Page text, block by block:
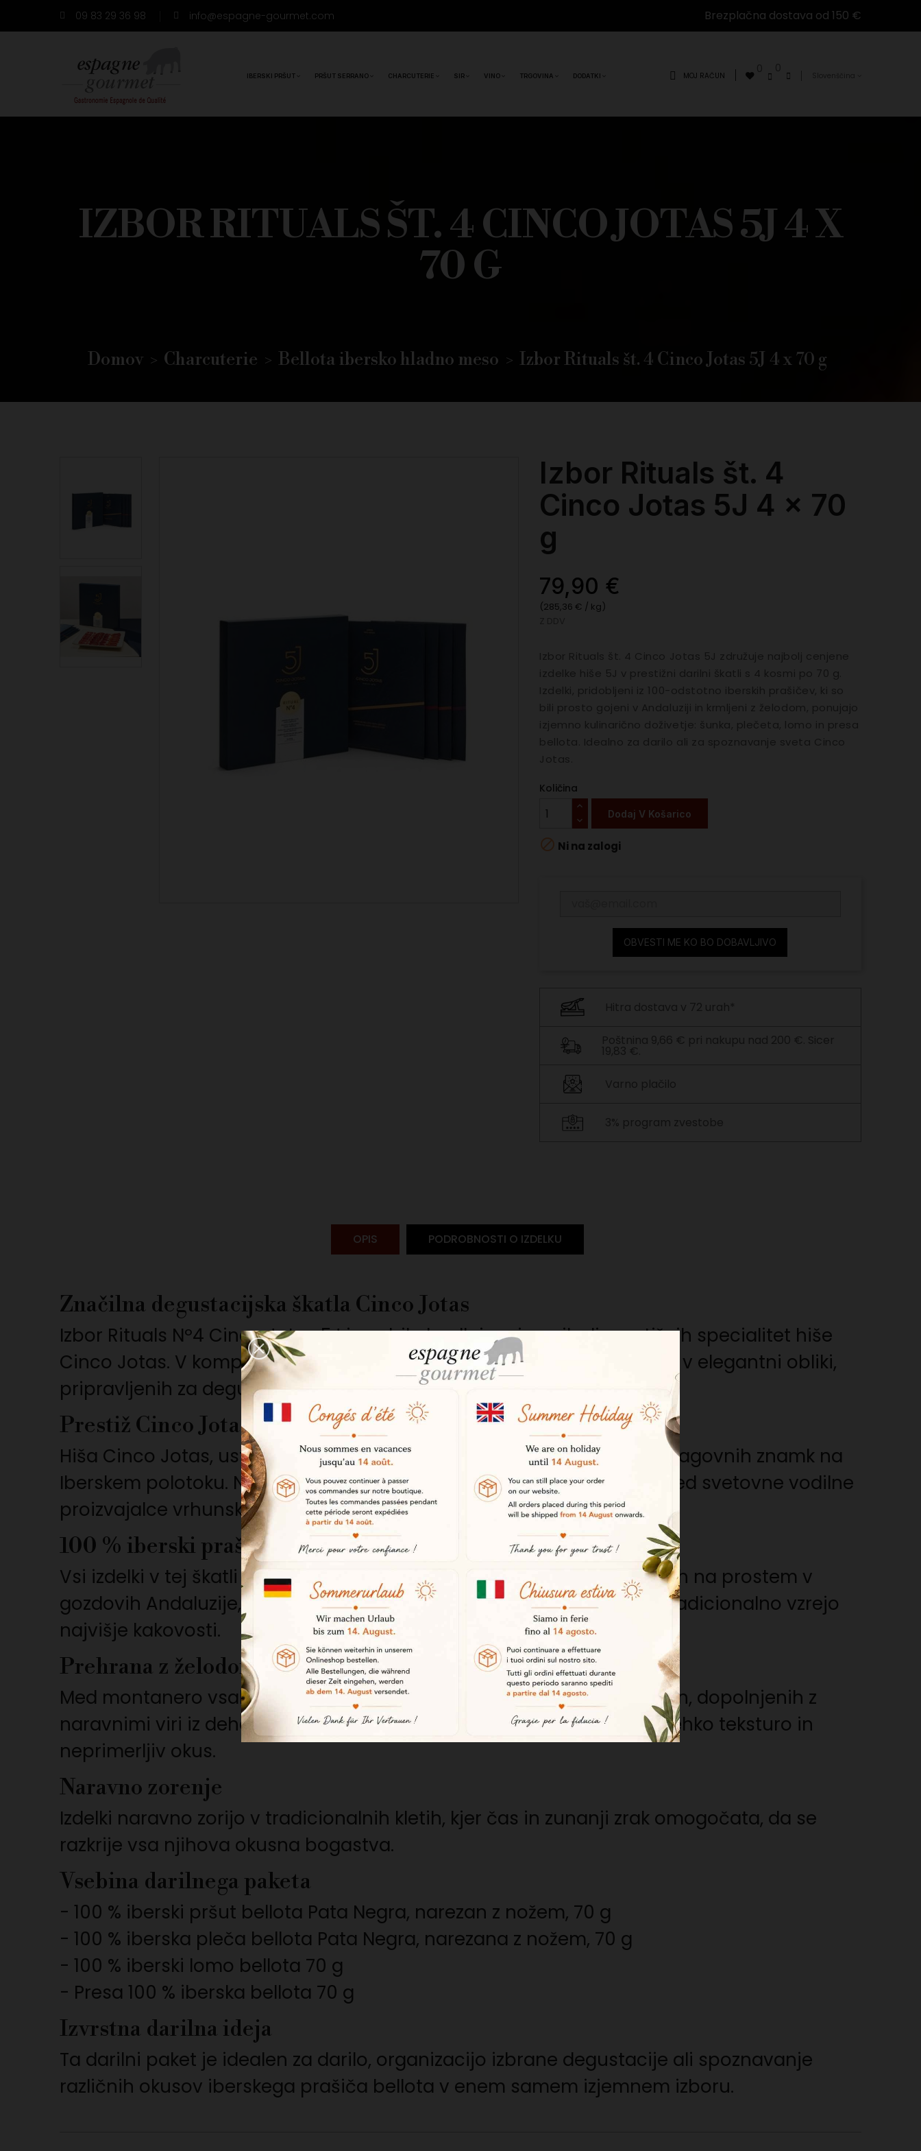
09 83 29 36 98 info@espagne-gourmet.com Brezplačna dostava od 150 €
IBERSKI PRŠUT PRŠUT SERRANO CHARCUTERIE SIR VINO TRGOVINA DODATKI MOJ RAČUN
IZBOR RITUALS ŠT. 4 CINCO JOTAS 5J 4 X
70 G
Domov Charcuterie Bellota ibersko hladno meso Izbor Rituals št. 4 Cinco Jotas 5J 4 x 70 g
Izbor Rituals št. 4
Cinco Jotas 5J 4 x 70
g
79,90 €
(285,36 € / kg)
Količina
Dodaj V Košarico
 Ni na zalogi
OBVESTI ME KO BO DOBAVLJIVO
OPIS PODROBNOSTI O IZDELKU
Značilna degustacijska škatla Cinco Jotas
Izbor Rituals Nº4 Cinco Jotas 5J je vabilo k odkrivanju najbolj prestižnih specialitet hiše
Cinco Jotas. V kompletu 4 x 70 g lahko uživate v več ikoničnih izdelkih v elegantni obliki,
pripravljenih za degustacijo.
Prestiž Cinco Jotas
Hiša Cinco Jotas, ustanovljena v Andaluziji, je ena najbolj priznanih blagovnih znamk na
Iberskem polotoku. Njeno znanje in strogi izbirni kriteriji jo uvrščajo med svetovne vodilne
proizvajalce vrhunskega iberskega pršuta.
100 % iberski prašiči, vzrejeni na prostem
Vsi izdelki v tej škatli izvirajo od prašičev čiste iberske pasme, vzrejenih na prostem v
gozdovih Andaluzije, v provinci Huelva. To naravno okolje spodbuja tradicionalno vzrejo
najvišje kakovosti.
Prehrana z želodom
Med montanero vsak prašič zaužije približno 8 do 10 kg želodov na dan, dopolnjenih z
naravnimi viri iz dehes. Ta prehrana zagotavlja aromatično fineso, mehko teksturo in
neprimerljiv okus.
Naravno zorenje
Izdelki naravno zorijo v tradicionalnih kletih, kjer čas in zunanji zrak omogočata, da se
razkrije vsa njihova okusna bogastva.
Vsebina darilnega paketa
- 100 % iberski pršut bellota Pata Negra, narezan z nožem, 70 g
- 100 % iberska pleča bellota Pata Negra, narezana z nožem, 70 g
- 100 % iberski lomo bellota 70 g
- Presa 100 % iberska bellota 70 g
Izvrstna darilna ideja
Ta darilni paket je idealen za darilo, organizacijo izbrane degustacije ali spoznavanje
različnih okusov iberskega prašiča bellota v enem samem izjemnem izboru.